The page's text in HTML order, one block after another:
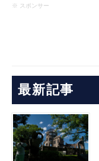
※ スポンサー
最新記事